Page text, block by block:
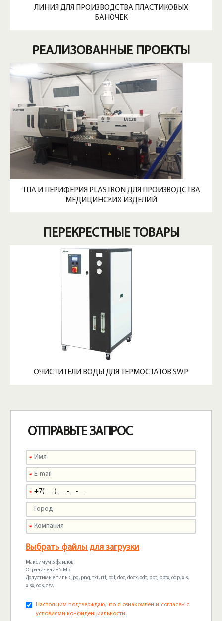
ЛИНИЯ ДЛЯ ПРОИЗВОДСТВА ПЛАСТИКОВЫХ
БАНОЧЕК
РЕАЛИЗОВАННЫЕ ПРОЕКТЫ
ТПА И ПЕРИФЕРИЯ PLASTRON ДЛЯ ПРОИЗВОДСТВА
МЕДИЦИНСКИХ ИЗДЕЛИЙ
ПЕРЕКРЕСТНЫЕ ТОВАРЫ
ОЧИСТИТЕЛИ ВОДЫ ДЛЯ ТЕРМОСТАТОВ SWP
ОТПРАВЬТЕ ЗАПРОС
Выбрать файлы для загрузки
Максимум 5 файлов.
Ограничение 5 МБ.
Допустимые типы: jpg, png, txt, rtf, pdf, doc, docx, odt, ppt, pptx, odp, xls,
xlsx, ods, csv.
Настоящим подтверждаю, что я ознакомлен и согласен с
условиями конфиденциальности.